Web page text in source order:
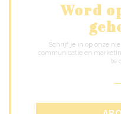
Word
Schrijf je in op onze
communicatie en
te